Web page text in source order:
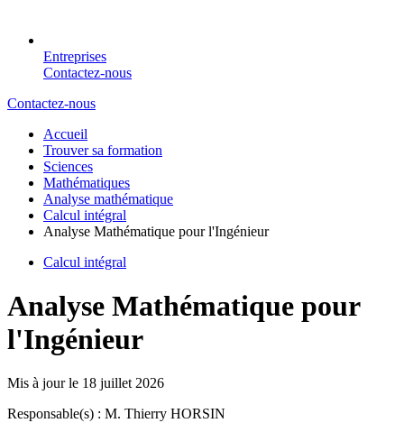
Entreprises
Contactez-nous
Contactez-nous
Accueil
Trouver sa formation
Sciences
Mathématiques
Analyse mathématique
Calcul intégral
Analyse Mathématique pour l'Ingénieur
Calcul intégral
Analyse Mathématique pour
l'Ingénieur
Mis à jour le 18 juillet 2026
Responsable(s) : M. Thierry HORSIN